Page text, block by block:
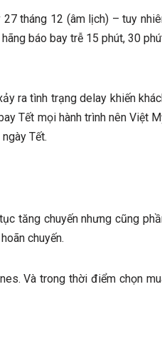
tháng 12 (âm lịch) – tuy
báo bay trễ 15 phút, 30
ra tình trạng delay khiến
Tết mọi hành trình nên Việt
Tết.
tăng chuyến nhưng cũng
chuyến.
Và trong thời điểm chọn